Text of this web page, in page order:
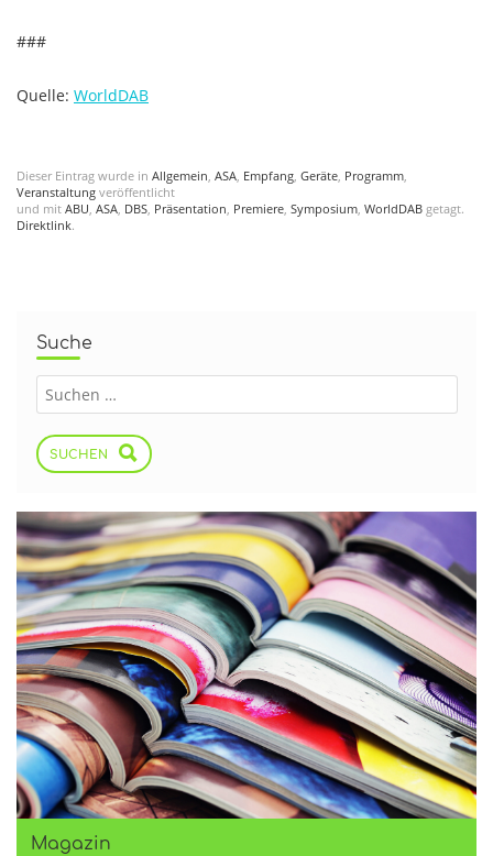
###
Quelle: WorldDAB
Dieser Eintrag wurde in Allgemein, ASA, Empfang, Geräte, Programm,
Veranstaltung veröffentlicht
und mit ABU, ASA, DBS, Präsentation, Premiere, Symposium, WorldDAB getagt.
Direktlink.
Suche
SUCHEN
Magazin